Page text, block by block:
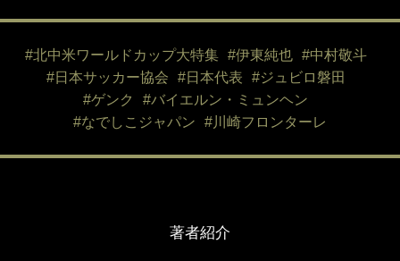
#北中米ワールドカップ大特集 #伊東純也
#中村敬斗
#日本サッカー協会
#日本代表
#ジュビロ磐田
#ゲンク
#バイエルン・ミュンヘン
#なでしこジャパン
#川崎フロンターレ
著者紹介